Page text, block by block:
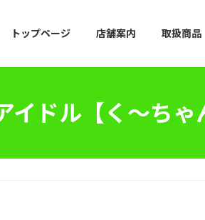
トップページ 店舗案内 取扱商品
イドル【く～ちゃ